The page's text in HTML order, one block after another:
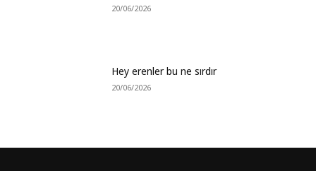
20/06/2026
Hey erenler bu ne sırdır
20/06/2026